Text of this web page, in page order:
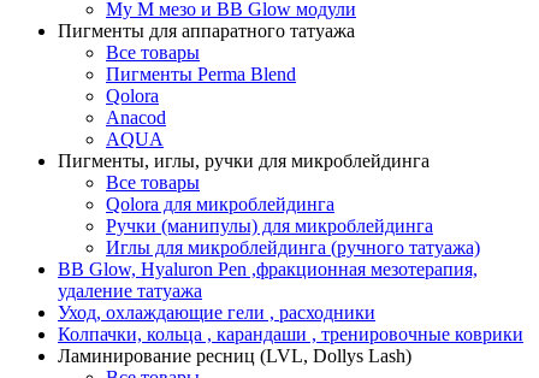
My M мезо и BB Glow модули
Пигменты для аппаратного татуажа
Все товары
Пигменты Perma Blend
Qolora
Anacod
AQUA
Пигменты, иглы, ручки для микроблейдинга
Все товары
Qolora для микроблейдинга
Ручки (манипулы) для микроблейдинга
Иглы для микроблейдинга (ручного татуажа)
BB Glow, Hyaluron Pen ,фракционная мезотерапия,
удаление татуажа
Уход, охлаждающие гели , расходники
Колпачки, кольца , карандаши , тренировочные коврики
Ламинирование ресниц (LVL, Dollys Lash)